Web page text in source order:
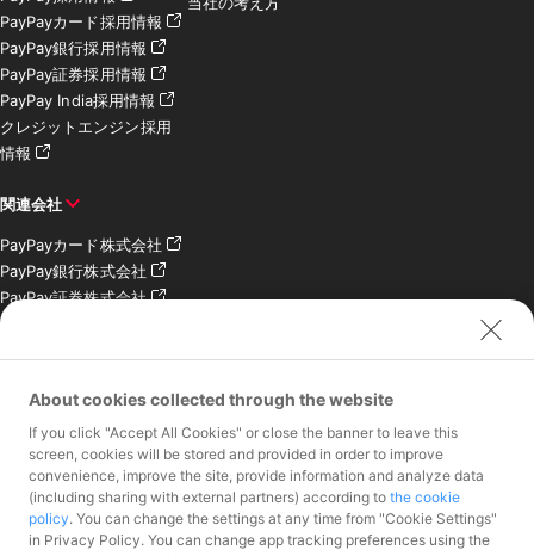
PayPayカード採用情報
PayPay銀行採用情報
PayPay証券採用情報
PayPay India採用情報
クレジットエンジン採用
情報
関連会社
PayPayカード株式会社
PayPay銀行株式会社
PayPay証券株式会社
PayPay SC株式会社
会社
お問い合わせ
加盟店様専用お問い合わ
報道関係者様専用お問い
About cookies collected through the website
If you click "Accept All Cookies" or close the banner to leave this
screen, cookies will be stored and provided in order to improve
convenience, improve the site, provide information and analyze data
(including sharing with external partners) according to the cookie
policy. You can change the settings at any time from "Cookie Settings"
in Privacy Policy. You can change app tracking preferences using the